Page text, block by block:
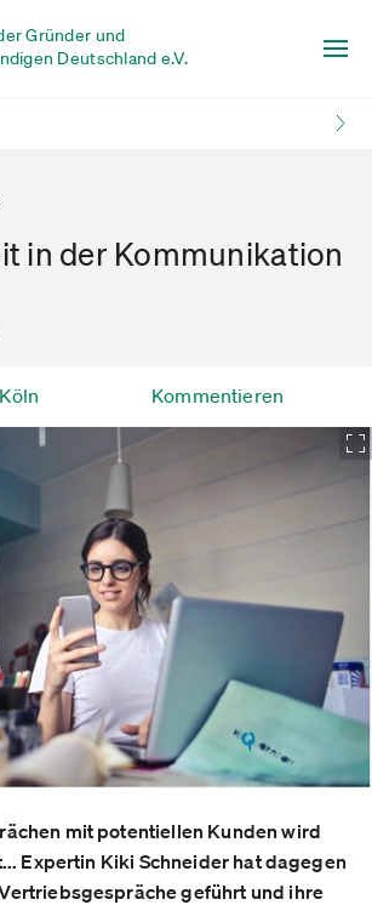
Gründer und
Deutschland e.V.
in der Kommunikation
Kommentieren
mit potentiellen Kunden wird
Expertin Kiki Schneider hat dagegen
geführt und ihre